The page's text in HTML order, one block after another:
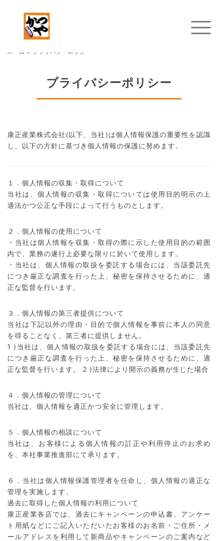
ホーム > プライバシーポリシー
プライバシーポリシー
康正産業株式会社(以下、当社)は個人情報保護の重要性を認識
し、以下の方針に基づき個人情報の保護に努めます。
１．個人情報の収集・取得について
当社は、個人情報の収集・取得については使用目的明示の上
適法かつ公正な手段によって行うものとします。
２．個人情報の使用について
・当社は個人情報を収集・取得の際に示した使用目的の範囲
内で、業務の遂行上必要な限りに於いて使用します。
・当社は、個人情報の取扱を委託する場合には、当該委託先
につき厳正な調査を行った上、秘密を保持させるために、適
正な監督を行います。
３．個人情報の第三者提供について
当社は下記以外の理由・目的で個人情報を事前に本人の同意
を得ることなく、第三者に提供しません。
1 )当社は、個人情報の取扱を委託する場合には、当該委託先
につき厳正な調査を行った上、秘密を保持させるために、適
正な監督を行います。 2 )法律により開示の義務が生じた場合
４．個人情報の管理について
当社は、個人情報を適正かつ安全に管理します。
５．個人情報の相談について
当社は、お客様による個人情報の訂正や利用停止のお求め
を、本社事業推進部にて承ります。
６．当社は個人情報保護管理者を任命し、個人情報の適正な
管理を実施します。
過去に取得した個人情報の利用について
康正産業各店では、過去にキャンペーンの申込書、アンケー
ト用紙などにご記入いただいたお客様のお名前・ご住所・メ
ールアドレスを利用して新商品やキャンペーンのご案内など